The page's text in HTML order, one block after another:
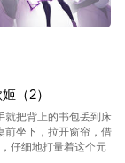
（2）
就把背上的书包丢到床
前坐下，拉开窗帘，借
仔细地打量着这个元